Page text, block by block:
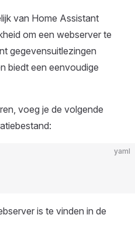
van Home Assistant
om een webserver te
gegevensuitlezingen
biedt een eenvoudige
voeg je de volgende
yaml
is te vinden in de